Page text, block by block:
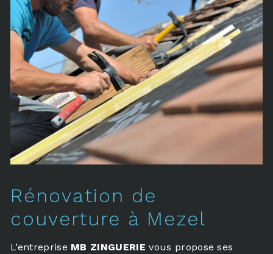
Rénovation de
couverture à Mezel
L’entreprise MB ZINGUERIE vous propose ses